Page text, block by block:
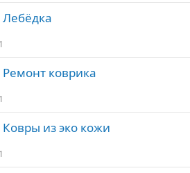
Лебёдка
Ремонт коврика
Ковры из эко кожи